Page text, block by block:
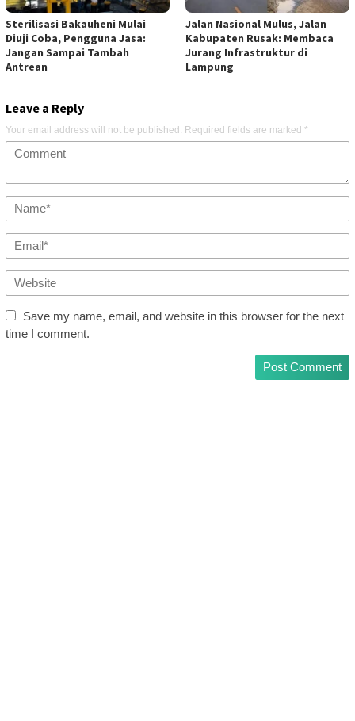
Sterilisasi Bakauheni Mulai
Diuji Coba, Pengguna Jasa:
Jangan Sampai Tambah
Antrean
Jalan Nasional Mulus, Jalan
Kabupaten Rusak: Membaca
Jurang Infrastruktur di
Lampung
Leave a Reply
Your email address will not be published. Required fields are marked *
Save my name, email, and website in this browser for the next
time I comment.